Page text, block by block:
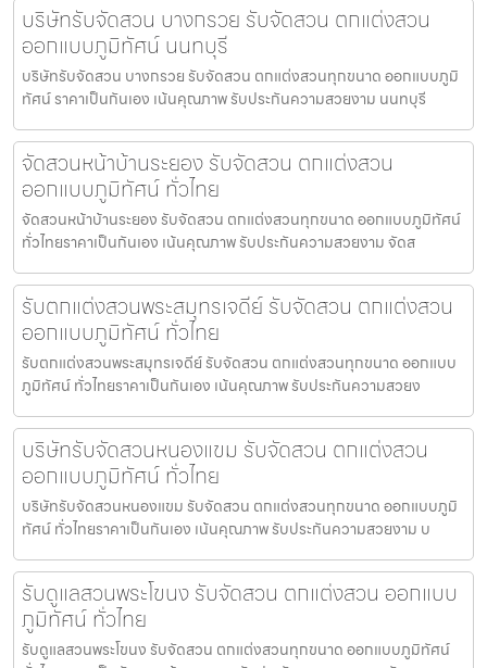
บริษัทรับจัดสวน บางกรวย รับจัดสวน ตกแต่งสวน
ออกแบบภูมิทัศน์ นนทบุรี
บริษัทรับจัดสวน บางกรวย รับจัดสวน ตกแต่งสวนทุกขนาด ออกแบบภูมิ
ทัศน์ ราคาเป็นกันเอง เน้นคุณภาพ รับประกันความสวยงาม นนทบุรี
จัดสวนหน้าบ้านระยอง รับจัดสวน ตกแต่งสวน
ออกแบบภูมิทัศน์ ทั่วไทย
จัดสวนหน้าบ้านระยอง รับจัดสวน ตกแต่งสวนทุกขนาด ออกแบบภูมิทัศน์
ทั่วไทยราคาเป็นกันเอง เน้นคุณภาพ รับประกันความสวยงาม จัดส
รับตกแต่งสวนพระสมุทรเจดีย์ รับจัดสวน ตกแต่งสวน
ออกแบบภูมิทัศน์ ทั่วไทย
รับตกแต่งสวนพระสมุทรเจดีย์ รับจัดสวน ตกแต่งสวนทุกขนาด ออกแบบ
ภูมิทัศน์ ทั่วไทยราคาเป็นกันเอง เน้นคุณภาพ รับประกันความสวยง
บริษัทรับจัดสวนหนองแขม รับจัดสวน ตกแต่งสวน
ออกแบบภูมิทัศน์ ทั่วไทย
บริษัทรับจัดสวนหนองแขม รับจัดสวน ตกแต่งสวนทุกขนาด ออกแบบภูมิ
ทัศน์ ทั่วไทยราคาเป็นกันเอง เน้นคุณภาพ รับประกันความสวยงาม บ
รับดูแลสวนพระโขนง รับจัดสวน ตกแต่งสวน ออกแบบ
ภูมิทัศน์ ทั่วไทย
รับดูแลสวนพระโขนง รับจัดสวน ตกแต่งสวนทุกขนาด ออกแบบภูมิทัศน์